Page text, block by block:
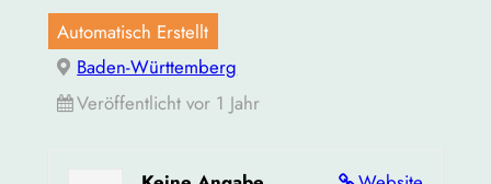
Automatisch Erstellt
Baden-Württemberg
Veröffentlicht vor 1 Jahr